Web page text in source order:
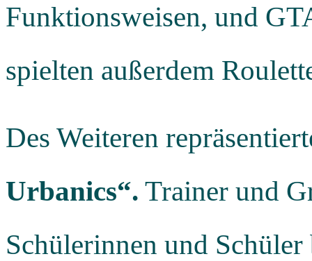
Funktionsweisen, und
spielten außerdem
Des Weiteren
Urbanics“. Trainer und
Schülerinnen und Schüler